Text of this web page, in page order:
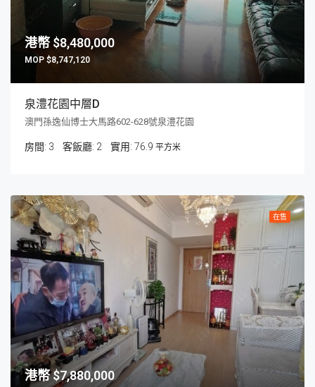
$8,480,000
$8,747,120
泉澧花園中層D
澳門孫逸仙博士大馬路602-628號泉澧花園
房間: 3 客飯廳: 2 76.9 平方米
在售
$7,880,000